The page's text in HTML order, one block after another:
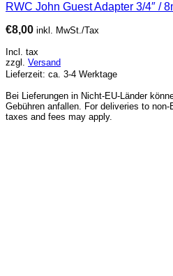
RWC John Guest Adapter 3/4″ /
€8,00 inkl. MwSt./Tax
Incl. tax
zzgl. Versand
Lieferzeit: ca. 3-4 Werktage
Bei Lieferungen in Nicht-EU-Länder
Gebühren anfallen. For deliveries to
taxes and fees may apply.